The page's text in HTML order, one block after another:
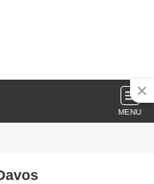
MENU